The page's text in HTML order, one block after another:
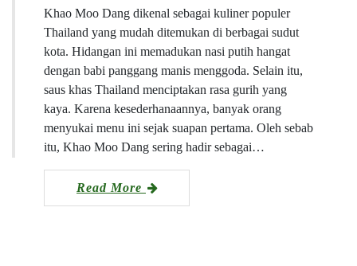
Khao Moo Dang dikenal sebagai kuliner populer
Thailand yang mudah ditemukan di berbagai sudut
kota. Hidangan ini memadukan nasi putih hangat
dengan babi panggang manis menggoda. Selain itu,
saus khas Thailand menciptakan rasa gurih yang
kaya. Karena kesederhanaannya, banyak orang
menyukai menu ini sejak suapan pertama. Oleh sebab
itu, Khao Moo Dang sering hadir sebagai…
Read More